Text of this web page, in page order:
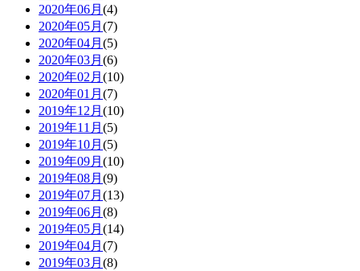
2020年06月 (4)
2020年05月 (7)
2020年04月 (5)
2020年03月 (6)
2020年02月 (10)
2020年01月 (7)
2019年12月 (10)
2019年11月 (5)
2019年10月 (5)
2019年09月 (10)
2019年08月 (9)
2019年07月 (13)
2019年06月 (8)
2019年05月 (14)
2019年04月 (7)
2019年03月 (8)